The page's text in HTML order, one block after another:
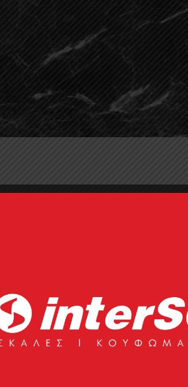
χώρους επαυξημένων απαιτήσεων και
λόγω της ειδικής διαδικασίας
τεχνολογίας του. Κατάλληλα για